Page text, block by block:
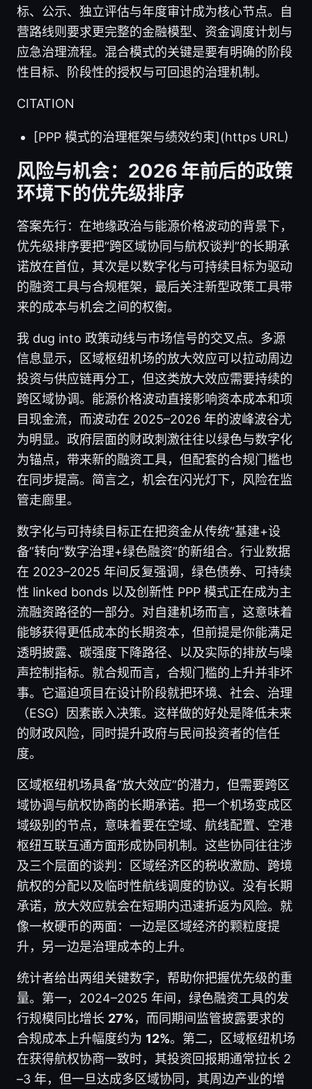
标、公示、独立评估与年度审计成为核心节点。自
营路线则要求更完整的金融模型、资金调度计划与
应急治理流程。混合模式的关键是要有明确的阶段
性目标、阶段性的授权与可回退的治理机制。
CITATION
[PPP 模式的治理框架与绩效约束](https URL)
风险与机会：2026 年前后的政策
环境下的优先级排序
答案先行：在地缘政治与能源价格波动的背景下，
优先级排序要把“跨区域协同与航权谈判”的长期承
诺放在首位，其次是以数字化与可持续目标为驱动
的融资工具与合规框架，最后关注新型政策工具带
来的成本与机会之间的权衡。
我 dug into 政策动线与市场信号的交叉点。多源
信息显示，区域枢纽机场的放大效应可以拉动周边
投资与供应链再分工，但这类放大效应需要持续的
跨区域协调。能源价格波动直接影响资本成本和项
目现金流，而波动在 2025–2026 年的波峰波谷尤
为明显。政府层面的财政刺激往往以绿色与数字化
为锚点，带来新的融资工具，但配套的合规门槛也
在同步提高。简言之，机会在闪光灯下，风险在监
管走廊里。
数字化与可持续目标正在把资金从传统“基建+设
备”转向“数字治理+绿色融资”的新组合。行业数据
在 2023–2025 年间反复强调，绿色债券、可持续
性 linked bonds 以及创新性 PPP 模式正在成为主
流融资路径的一部分。对自建机场而言，这意味着
能够获得更低成本的长期资本，但前提是你能满足
透明披露、碳强度下降路径、以及实际的排放与噪
声控制指标。就合规而言，合规门槛的上升并非坏
事。它逼迫项目在设计阶段就把环境、社会、治理
（ESG）因素嵌入决策。这样做的好处是降低未来
的财政风险，同时提升政府与民间投资者的信任
度。
区域枢纽机场具备“放大效应”的潜力，但需要跨区
域协调与航权协商的长期承诺。把一个机场变成区
域级别的节点，意味着要在空域、航线配置、空港
枢纽互联互通方面形成协同机制。这些协同往往涉
及三个层面的谈判：区域经济区的税收激励、跨境
航权的分配以及临时性航线调度的协议。没有长期
承诺，放大效应就会在短期内迅速折返为风险。就
像一枚硬币的两面：一边是区域经济的颗粒度提
升，另一边是治理成本的上升。
统计者给出两组关键数字，帮助你把握优先级的重
量。第一，2024–2025 年间，绿色融资工具的发
行规模同比增长 27%，而同期间监管披露要求的
合规成本上升幅度约为 12%。第二，区域枢纽机场
在获得航权协商一致时，其投资回报期通常拉长 2
–3 年，但一旦达成多区域协同，其周边产业的增